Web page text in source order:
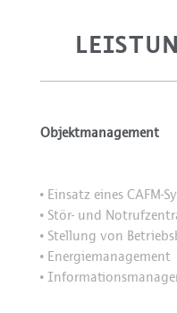
Objektmanagement
•Einsatz eines CAFM-
•Stör- und
•Stellung von
•Energiemanagement
•